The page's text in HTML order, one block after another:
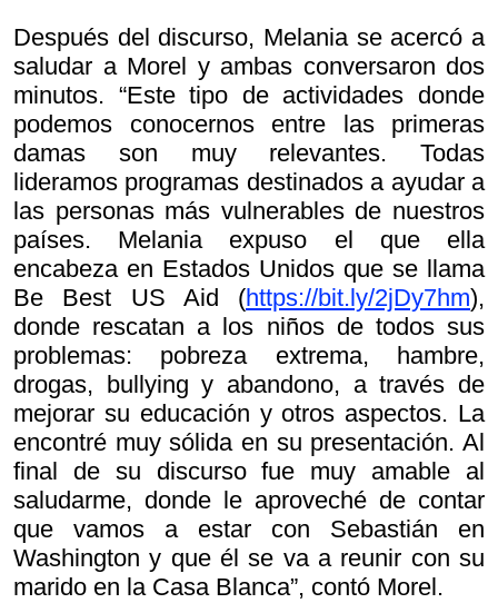
Después del discurso, Melania se acercó a
saludar a Morel y ambas conversaron dos
minutos. “Este tipo de actividades donde
podemos conocernos entre las primeras
damas son muy relevantes. Todas
lideramos programas destinados a ayudar a
las personas más vulnerables de nuestros
países. Melania expuso el que ella
encabeza en Estados Unidos que se llama
Be Best US Aid (https://bit.ly/2jDy7hm),
donde rescatan a los niños de todos sus
problemas: pobreza extrema, hambre,
drogas, bullying y abandono, a través de
mejorar su educación y otros aspectos. La
encontré muy sólida en su presentación. Al
final de su discurso fue muy amable al
saludarme, donde le aproveché de contar
que vamos a estar con Sebastián en
Washington y que él se va a reunir con su
marido en la Casa Blanca”, contó Morel.